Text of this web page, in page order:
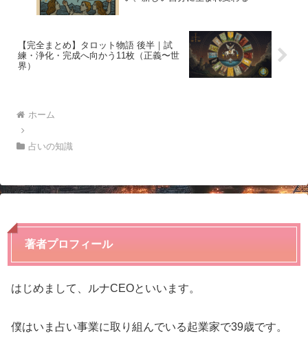
【完全まとめ】タロット物語 後半｜試
練・浄化・完成へ向かう11枚（正義〜世
界）
ホーム
占いの知識
著者プロフィール
はじめまして、ルナCEOといいます。
僕はいま占い事業に取り組んでいる起業家で39歳です。